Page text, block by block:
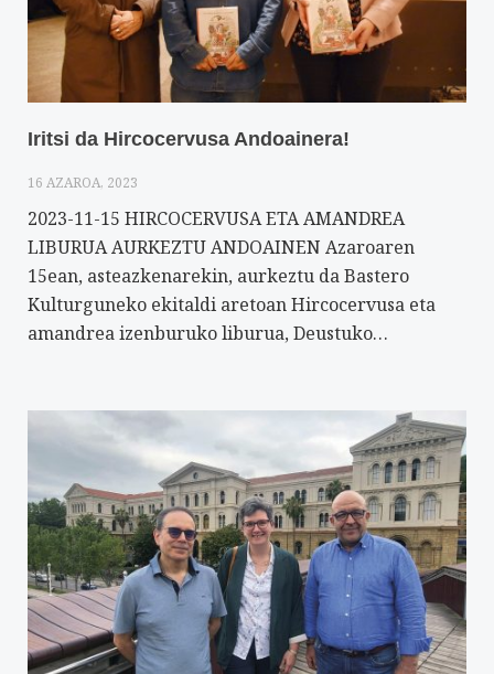
Iritsi da Hircocervusa Andoainera!
16 AZAROA, 2023
2023-11-15 HIRCOCERVUSA ETA AMANDREA
LIBURUA AURKEZTU ANDOAINEN Azaroaren
15ean, asteazkenarekin, aurkeztu da Bastero
Kulturguneko ekitaldi aretoan Hircocervusa eta
amandrea izenburuko liburua, Deustuko…